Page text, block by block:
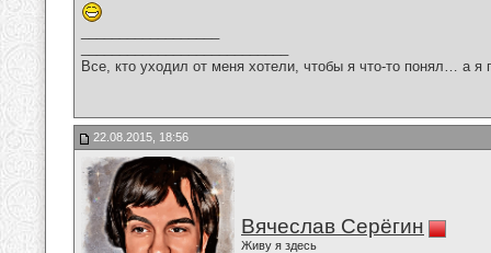
Все, кто уходил от меня хотели, чтобы я что-то понял… а
22.08.2015, 18:56
Вячеслав Серёгин
Живу я здесь